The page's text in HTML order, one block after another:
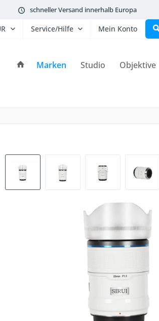
schneller Versand innerhalb Europa
Service/Hilfe Mein Konto
Marken Studio Objektive